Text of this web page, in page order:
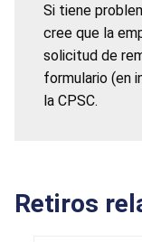
Si tiene
cree que la
solicitud de
formulario (en
la CPSC.
Retiros